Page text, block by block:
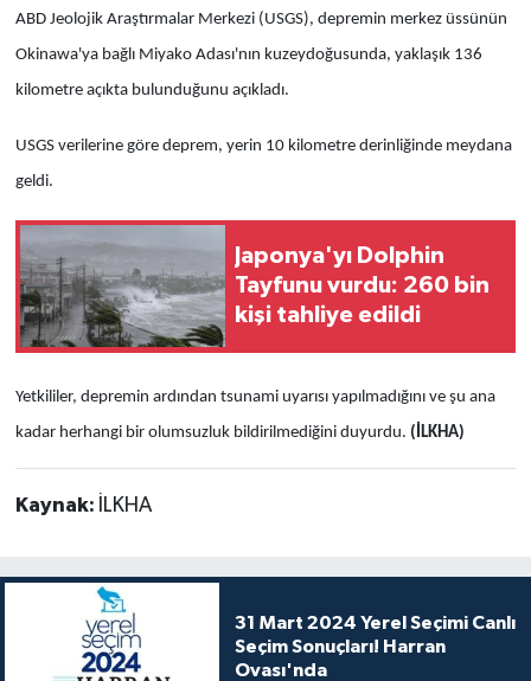
ABD Jeolojik Araştırmalar Merkezi (USGS), depremin merkez üssünün
Okinawa'ya bağlı Miyako Adası'nın kuzeydoğusunda, yaklaşık 136
kilometre açıkta bulunduğunu açıkladı.
USGS verilerine göre deprem, yerin 10 kilometre derinliğinde meydana
geldi.
Japonya'yı Dolphin
Tayfunu vurdu: 260 bin
kişi tahliye edildi
Yetkililer, depremin ardından tsunami uyarısı yapılmadığını ve şu ana
kadar herhangi bir olumsuzluk bildirilmediğini duyurdu. (İLKHA)
Kaynak: İLKHA
31 Mart 2024 Yerel Seçimi Canlı
Seçim Sonuçları! Harran
Ovası'nda